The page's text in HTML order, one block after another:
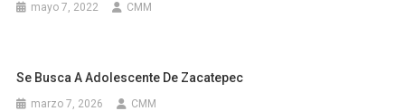
mayo 7, 2022 CMM
Se Busca A Adolescente De Zacatepec
marzo 7, 2026 CMM